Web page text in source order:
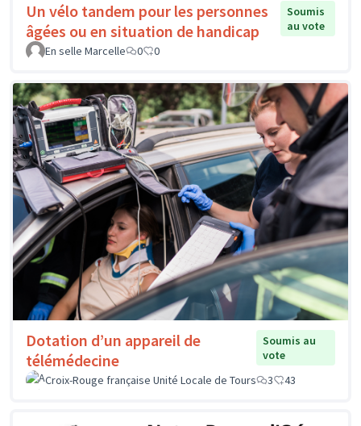
Un vélo tandem pour les personnes
âgées ou en situation de handicap
Soumis
au vote
En selle Marcelle
0 0
Dotation d’un appareil de
télémédecine
Soumis au
vote
Croix-Rouge française Unité Locale de Tours
3 43